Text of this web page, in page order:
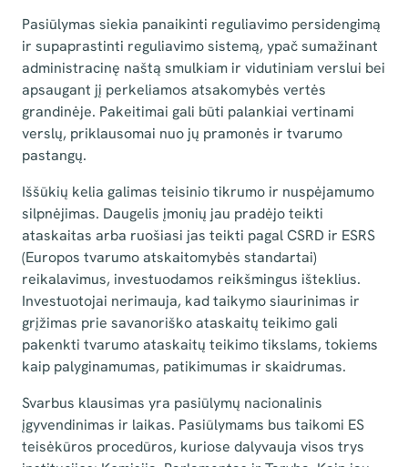
Pasiūlymas siekia panaikinti reguliavimo persidengimą
ir supaprastinti reguliavimo sistemą, ypač sumažinant
administracinę naštą smulkiam ir vidutiniam verslui bei
apsaugant jį perkeliamos atsakomybės vertės
grandinėje. Pakeitimai gali būti palankiai vertinami
verslų, priklausomai nuo jų pramonės ir tvarumo
pastangų.
Iššūkių kelia galimas teisinio tikrumo ir nuspėjamumo
silpnėjimas. Daugelis įmonių jau pradėjo teikti
ataskaitas arba ruošiasi jas teikti pagal CSRD ir ESRS
(Europos tvarumo atskaitomybės standartai)
reikalavimus, investuodamos reikšmingus išteklius.
Investuotojai nerimauja, kad taikymo siaurinimas ir
grįžimas prie savanoriško ataskaitų teikimo gali
pakenkti tvarumo ataskaitų teikimo tikslams, tokiems
kaip palyginamumas, patikimumas ir skaidrumas.
Svarbus klausimas yra pasiūlymų nacionalinis
įgyvendinimas ir laikas. Pasiūlymams bus taikomi ES
teisėkūros procedūros, kuriose dalyvauja visos trys